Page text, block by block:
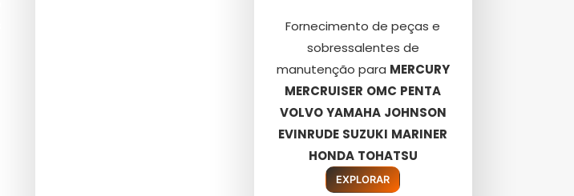
Fornecimento de peças e
sobressalentes de
manutenção para MERCURY
MERCRUISER OMC PENTA
VOLVO YAMAHA JOHNSON
EVINRUDE SUZUKI MARINER
HONDA TOHATSU
EXPLORAR